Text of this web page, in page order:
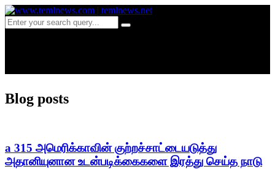
Blog posts
a 315 அமெரிக்காவின் குற்றச்சாட்டையடுத்து
அதானியுனான உடன்படிக்கைகளை இரத்து செய்த நாடு